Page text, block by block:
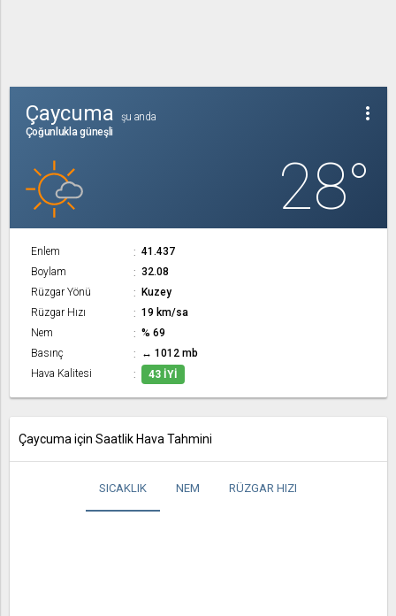
more_vert
Çaycuma
şu anda
Çoğunlukla güneşli
28°
Enlem
41.437
Boylam
32.08
Rüzgar Yönü
Kuzey
Rüzgar Hızı
19 km/sa
Nem
% 69
Basınç
↔ 1012 mb
Hava Kalitesi
43 İYI
Çaycuma için Saatlik Hava Tahmini
SICAKLIK NEM RÜZGAR HIZI